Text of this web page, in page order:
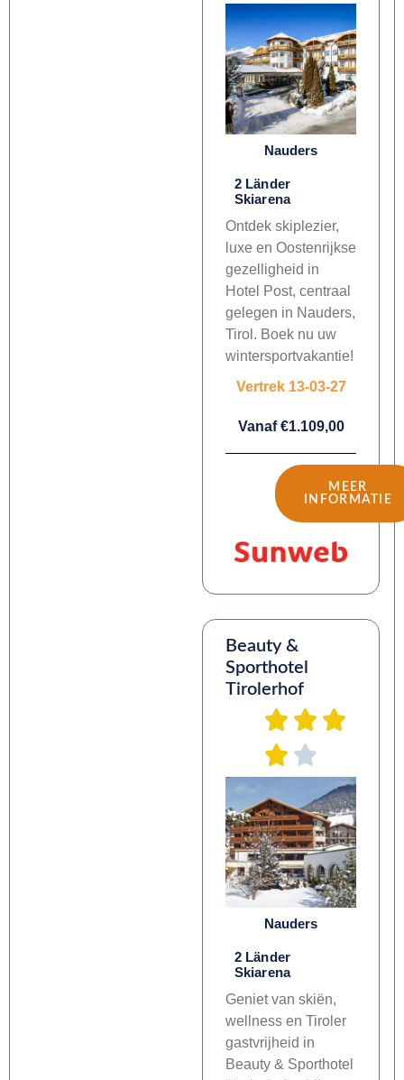
Nauders
2 Länder
Skiarena
Ontdek skiplezier,
luxe en Oostenrijkse
gezelligheid in
Hotel Post, centraal
gelegen in Nauders,
Tirol. Boek nu uw
wintersportvakantie!
Vertrek 13-03-27
Vanaf €1.109,00
MEER
INFORMATIE
Beauty &
Sporthotel
Tirolerhof
Nauders
2 Länder
Skiarena
Geniet van skiën,
wellness en Tiroler
gastvrijheid in
Beauty & Sporthotel